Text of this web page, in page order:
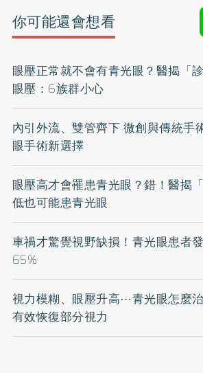
你可能還會想看
眼壓正常就不會有青光眼？醫揭「
眼壓：6族群小心
內引外流、雙管齊下 微創與傳統手
眼手術新選擇
眼壓高才會罹患青光眼？錯！醫揭
低也可能患青光眼
車禍才驚覺視野缺損！青光眼患者
65%
視力模糊、眼壓升高⋯青光眼怎麼治
有效恢復部分視力